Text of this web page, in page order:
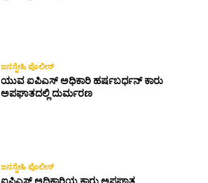
ಜನಸ್ನೇಹಿ ಪೊಲೀಸ್
ಯುವ ಐಪಿಎಸ್ ಅಧಿಕಾರಿ ಹರ್ಷಬರ್ಧನ್ ಕಾರು
ಅಪಘಾತದಲ್ಲಿ ದುರ್ಮರಣ
ಜನಸ್ನೇಹಿ ಪೊಲೀಸ್